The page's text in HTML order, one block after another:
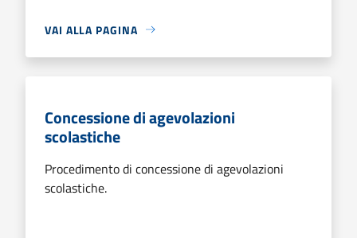
VAI ALLA PAGINA
Concessione di agevolazioni
scolastiche
Procedimento di concessione di agevolazioni
scolastiche.